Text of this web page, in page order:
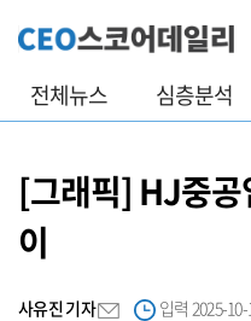
전체뉴스 심층분석
[그래픽] HJ중공
이
사유진 기자 입력 2025-